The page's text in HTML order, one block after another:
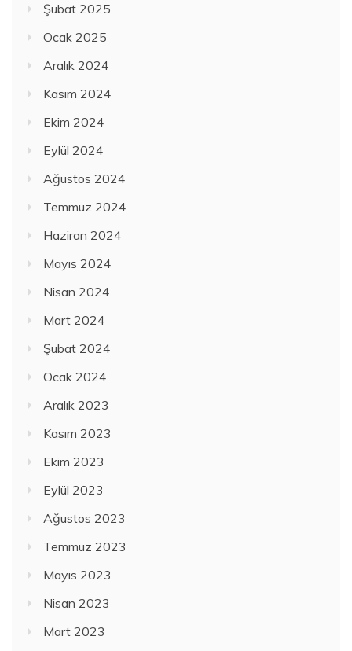
Şubat 2025
Ocak 2025
Aralık 2024
Kasım 2024
Ekim 2024
Eylül 2024
Ağustos 2024
Temmuz 2024
Haziran 2024
Mayıs 2024
Nisan 2024
Mart 2024
Şubat 2024
Ocak 2024
Aralık 2023
Kasım 2023
Ekim 2023
Eylül 2023
Ağustos 2023
Temmuz 2023
Mayıs 2023
Nisan 2023
Mart 2023